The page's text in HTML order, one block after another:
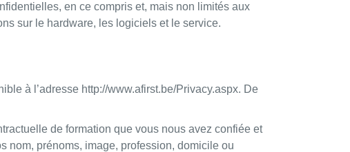
en ce compris et, mais non limités aux
sur le hardware, les logiciels et le service.
à l’adresse http://www.afirst.be/Privacy.aspx. De
de formation que vous nous avez confiée et
nom, prénoms, image, profession, domicile ou